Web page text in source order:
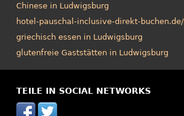
Chinese in Ludwigsburg
hotel-pauschal-inclusive-direkt-
griechisch essen in Ludwigsburg
glutenfreie Gaststätten in Ludwigsburg
TEILE IN SOCIAL NETWORKS